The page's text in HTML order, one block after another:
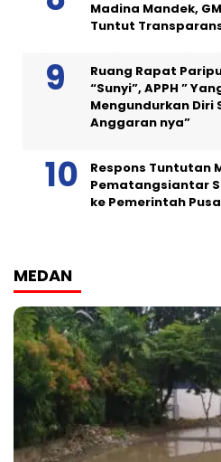
Madina Mandek, GM
Tuntut
Ruang Rapat
“Sunyi”, APPH ”
Mengundurkan Diri
Anggaran nya”
Respons Tuntutan
Pematangsiantar
ke Pemerintah
MEDAN